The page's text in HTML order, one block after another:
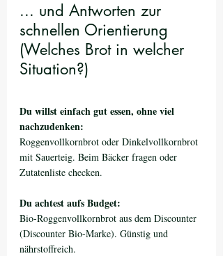
... und Antworten zur
schnellen Orientierung
(Welches Brot in welcher
Situation?)
Du willst einfach gut essen, ohne viel
nachzudenken:
Roggenvollkornbrot oder Dinkelvollkornbrot
mit Sauerteig. Beim Bäcker fragen oder
Zutatenliste checken.
Du achtest aufs Budget:
Bio-Roggenvollkornbrot aus dem Discounter
(Discounter Bio-Marke). Günstig und
nährstoffreich.